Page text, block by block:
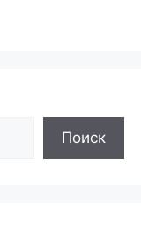
Поиск